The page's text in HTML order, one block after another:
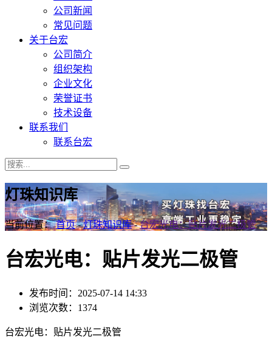
公司新闻
常见问题
关于台宏
公司简介
组织架构
企业文化
荣誉证书
技术设备
联系我们
联系台宏
灯珠知识库
当前位置：首页-灯珠知识库-台宏光电：贴片发光二极管
台宏光电：贴片发光二极管
发布时间：2025-07-14 14:33
浏览次数：1374
台宏光电：贴片发光二极管